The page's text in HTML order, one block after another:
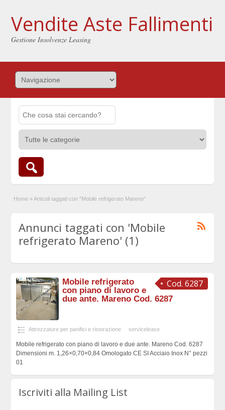
Vendite Aste Fallimenti
Gestione Insolvenze Leasing
Home » Articoli taggati con "Mobile refrigerato Mareno"
Annunci taggati con 'Mobile
refrigerato Mareno' (1)
Cod. 6287
Mobile refrigerato
con piano di lavoro e
due ante. Mareno Cod. 6287
Attrezzature per panifici e ristorazione servicelease
Mobile refrigerato con piano di lavoro e due ante. Mareno Cod. 6287
Dimensioni m. 1,26×0,70×0,84 Omologato CE SI Acciaio Inox N° pezzi
01
Iscriviti alla Mailing List